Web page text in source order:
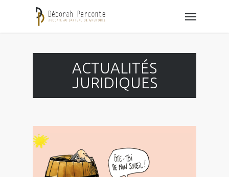
ACTUALITÉS
JURIDIQUES